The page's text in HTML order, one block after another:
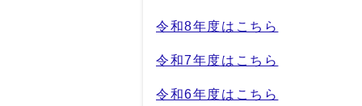
令和8年度はこちら
令和7年度はこちら
令和6年度はこちら